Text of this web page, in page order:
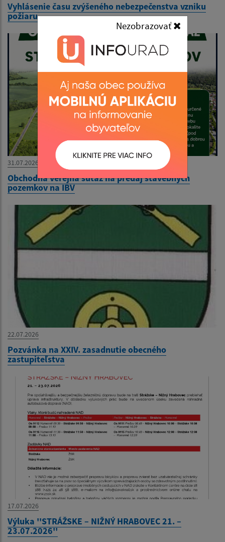
Vyhlásenie času zvýšeného nebezpečenstva vzniku
požiaru
31.07.2026
Obchodná verejná súťaž na predaj stavebných
pozemkov na IBV
22.07.2026
Pozvánka na XXIV. zasadnutie obecného
zastupiteľstva
17.07.2026
Výluka ''STRÁŽSKE – NIŽNÝ HRABOVEC 21. –
23.07.2026''
Nezobrazovať